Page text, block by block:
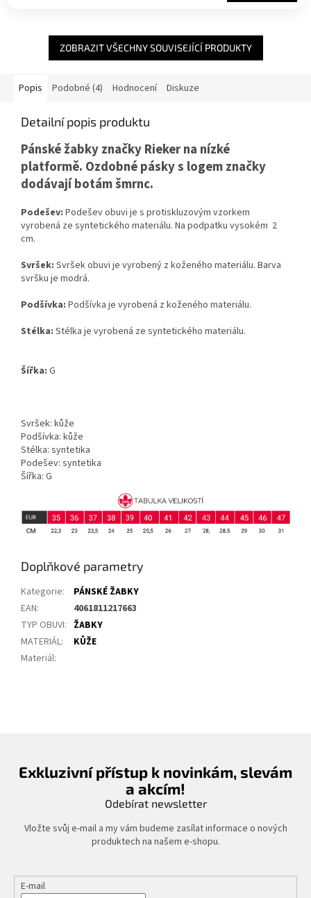
ZOBRAZIT VŠECHNY SOUVISEJÍCÍ PRODUKTY
Popis Podobné (4) Hodnocení Diskuze
Detailní popis produktu
Pánské žabky značky Rieker na nízké
platformě. Ozdobné pásky s logem značky
dodávají botám šmrnc.
Podešev: Podešev obuvi je s protiskluzovým vzorkem
vyrobená ze syntetického materiálu. Na podpatku vysokém 2
cm.
Svršek: Svršek obuvi je vyrobený z koženého materiálu. Barva
svršku je modrá.
Podšívka: Podšívka je vyrobená z koženého materiálu.
Stélka: Stélka je vyrobená ze syntetického materiálu.
Šířka: G
Svršek: kůže
Podšívka: kůže
Stélka: syntetika
Podešev: syntetika
Šířka: G
Doplňkové parametry
Kategorie:
PÁNSKÉ ŽABKY
EAN:
4061811217663
TYP OBUVI: ŽABKY
MATERIÁL:
KŮŽE
Materiál:
Exkluzivní přístup k novinkám, slevám
a akcím!
Odebírat newsletter
Vložte svůj e-mail a my vám budeme zasílat informace o nových
produktech na našem e-shopu.
E-mail